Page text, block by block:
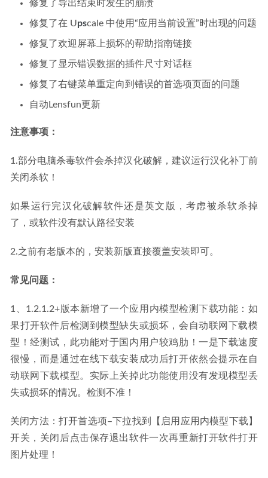
修复了导出结束时发生的崩溃
修复了在 Upscale 中使用“应用当前设置”时出现的问题
修复了欢迎屏幕上损坏的帮助指南链接
修复了显示错误数据的插件尺寸对话框
修复了右键菜单重定向到错误的首选项页面的问题
自动Lensfun更新
注意事项：
1.部分电脑杀毒软件会杀掉汉化破解，建议运行汉化补丁前
关闭杀软！
如果运行完汉化破解软件还是英文版，考虑被杀软杀掉
了，或软件没有默认路径安装
2.之前有老版本的，安装新版直接覆盖安装即可。
常见问题：
1、1.2.1.2+版本新增了一个应用内模型检测下载功能：如
果打开软件后检测到模型缺失或损坏，会自动联网下载模
型！经测试，此功能对于国内用户较鸡肋！一是下载速度
很慢，而是通过在线下载安装成功后打开依然会提示在自
动联网下载模型。实际上关掉此功能使用没有发现模型丢
失或损坏的情况。检测不准！
关闭方法：打开首选项–下拉找到【启用应用内模型下载】
开关，关闭后点击保存退出软件一次再重新打开软件打开
图片处理！